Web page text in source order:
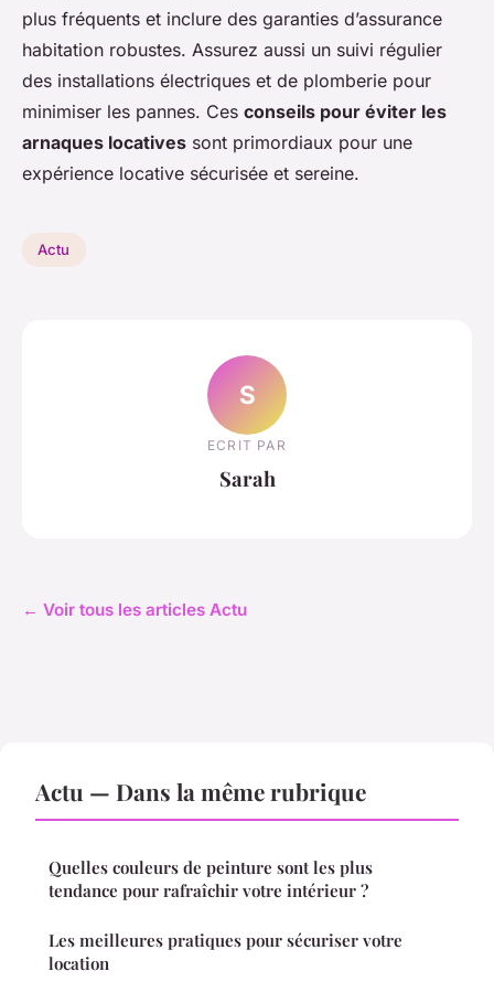
plus fréquents et inclure des garanties d’assurance
habitation robustes. Assurez aussi un suivi régulier
des installations électriques et de plomberie pour
minimiser les pannes. Ces conseils pour éviter les
arnaques locatives sont primordiaux pour une
expérience locative sécurisée et sereine.
Actu
S
ECRIT PAR
Sarah
← Voir tous les articles Actu
Actu — Dans la même rubrique
Quelles couleurs de peinture sont les plus
tendance pour rafraîchir votre intérieur ?
Les meilleures pratiques pour sécuriser votre
location